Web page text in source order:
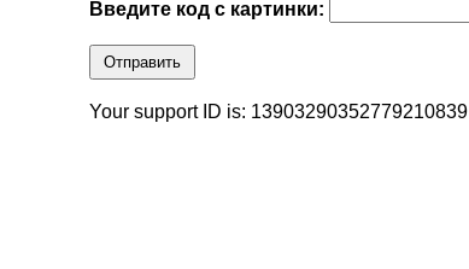
Введите код с картинки:
Отправить
Your support ID is: 13903290352779210839